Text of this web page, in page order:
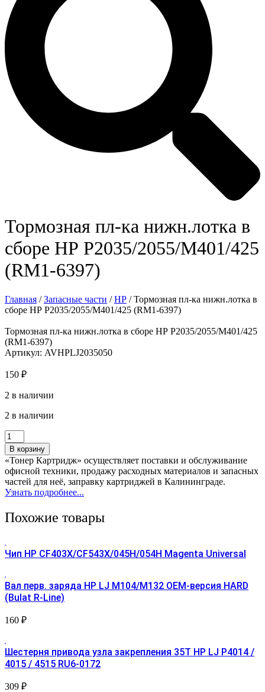
Тормозная пл-ка нижн.лотка в
сборе НР Р2035/2055/М401/425
(RM1-6397)
Главная /Запасные части /HP / Тормозная пл-ка нижн.лотка в
сборе НР Р2035/2055/М401/425 (RM1-6397)
Тормозная пл-ка нижн.лотка в сборе НР Р2035/2055/М401/425
(RM1-6397)
Артикул: AVHPLJ2035050
150 ₽
2 в наличии
2 в наличии
Количество
товара
Тормозная
пл-
ка
нижн.лотка
в
НР
(RM1-
В корзину
«Тонер Картридж» осуществляет поставки и обслуживание
офисной техники, продажу расходных материалов и запасных
частей для неё, заправку картриджей в Калининграде.
Узнать подробнее...
Похожие товары
Чип HP CF403X/CF543X/045H/054H Magenta Universal
Вал перв. заряда HP LJ M104/М132 ОЕМ-версия HARD
(Bulat R-Line)
160 ₽
Шестерня привода узла закрепления 35Т HP LJ P4014 /
4015 / 4515 RU6-0172
309 ₽